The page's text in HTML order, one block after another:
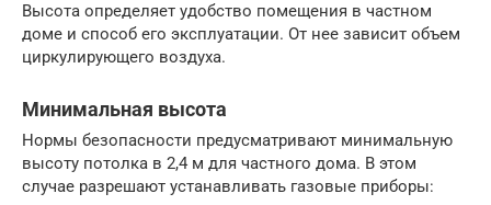
Высота определяет удобство помещения в частном
доме и способ его эксплуатации. От нее зависит объем
циркулирующего воздуха.
Минимальная высота
Нормы безопасности предусматривают минимальную
высоту потолка в 2,4 м для частного дома. В этом
случае разрешают устанавливать газовые приборы: